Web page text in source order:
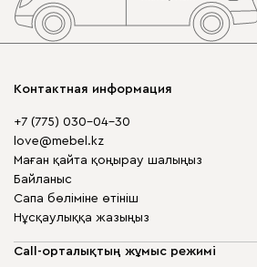
Контактная информация
+7 (775) 030-04-30
love@mebel.kz
Маған қайта қоңырау шалыңыз
Байланыс
Сапа бөліміне өтініш
Нұсқаулыққа жазыңыз
Call-орталықтың жұмыс режимі